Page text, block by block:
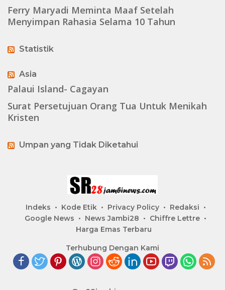
Ferry Maryadi Meminta Maaf Setelah
Menyimpan Rahasia Selama 10 Tahun
Statistik
Asia
Palaui Island- Cagayan
Surat Persetujuan Orang Tua Untuk Menikah
Kristen
Umpan yang Tidak Diketahui
Indeks Kode Etik Privacy Policy
Redaksi
Google News
News Jambi28
Chiffre Lettre
Harga Emas Terbaru
Terhubung Dengan Kami